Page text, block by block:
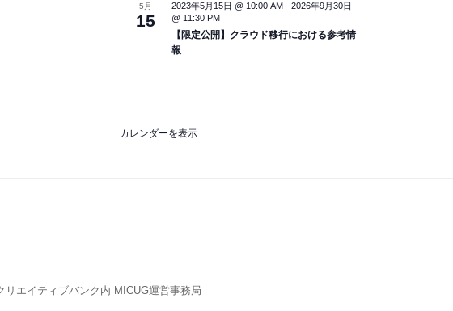
ト
5月
15
2023年5月15日 @ 10:00 AM -2026年9月30日
@ 11:30 PM
【限定公開】クラウド移行における参考情
報
カレンダーを表示
エイティブバンク内 MICUG運営事務局